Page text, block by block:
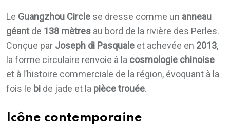
Le Guangzhou Circle se dresse comme un anneau
géantde 138 mètres au bord de la rivière des Perles.
Conçue par Joseph di Pasquale et achevée en 2013,
la forme circulaire renvoie à la cosmologie chinoise
et à l’histoire commerciale de la région, évoquant à la
fois le bi de jade et la pièce trouée.
Icône contemporaine